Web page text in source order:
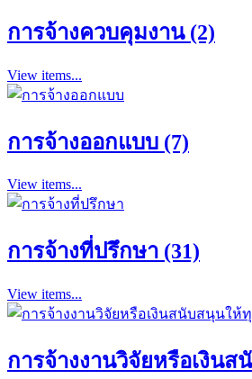
การจ้างควบคุมงาน (2)
View items...
การจ้างออกแบบ (7)
View items...
การจ้างที่ปรึกษา (31)
View items...
การจ้างงานวิจัยหรือเงิน